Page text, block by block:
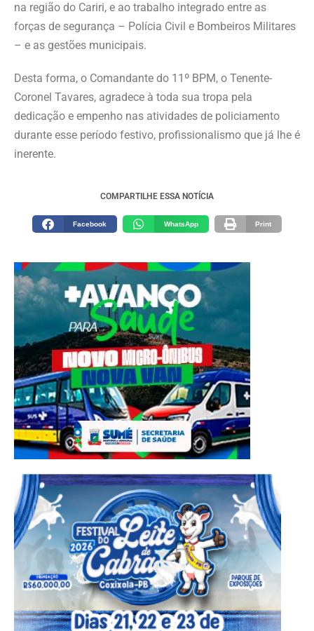
na região do Cariri, e ao trabalho integrado entre as
forças de segurança – Polícia Civil e Bombeiros Militares
– e as gestões municipais.
Desta forma, o Comandante do 11º BPM, o Tenente-
Coronel Tavares, agradece à toda sua tropa pela
dedicação e empenho nas atividades de policiamento
durante esse período festivo, profissionalismo que já lhe é
inerente.
COMPARTILHE ESSA NOTÍCIA
Facebook WhatsApp Print